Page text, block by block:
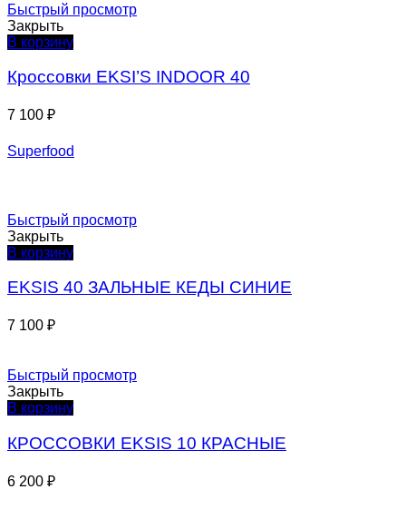
Быстрый просмотр
Закрыть
В корзину
Кроссовки EKSI’S INDOOR 40
7 100 ₽
Superfood
Быстрый просмотр
Закрыть
В корзину
EKSIS 40 ЗАЛЬНЫЕ КЕДЫ СИНИЕ
7 100 ₽
Быстрый просмотр
Закрыть
В корзину
КРОССОВКИ EKSIS 10 КРАСНЫЕ
6 200 ₽